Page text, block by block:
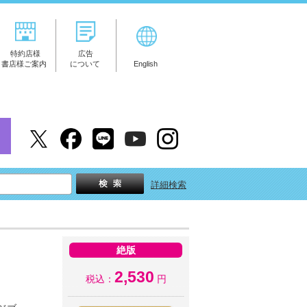
特約店様
書店様ご案内
広告
について
English
詳細検索
絶版
税込： 2,530 円